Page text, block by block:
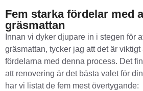
Fem starka fördelar med
gräsmattan
Innan vi dyker djupare in i stegen för
gräsmattan, tycker jag att det är viktigt
fördelarna med denna process. Det
att renovering är det bästa valet för
har vi listat de fem mest övertygande: